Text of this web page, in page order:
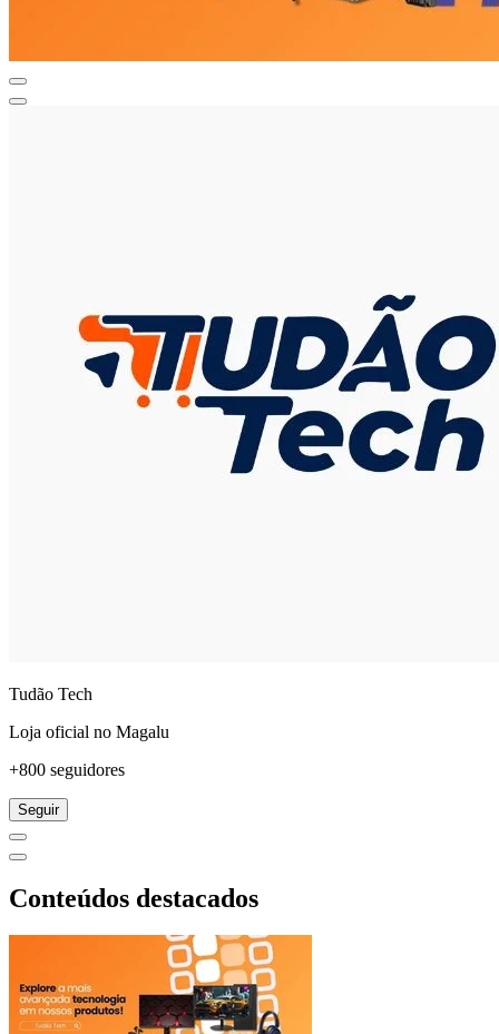
Tudão Tech
Loja oficial no Magalu
+800 seguidores
Seguir
Conteúdos destacados